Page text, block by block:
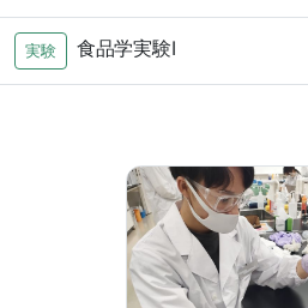
実験 食品学実験Ⅰ